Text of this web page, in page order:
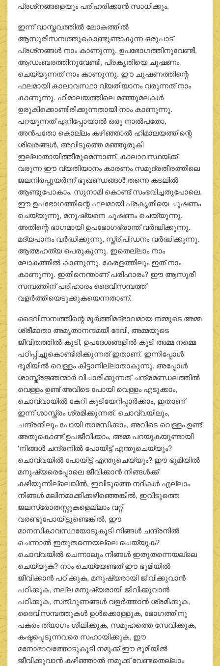
പ്രശ്‌നങ്ങളെയും പരിഹരിക്കാന്‍ സാധിക്കും.
ഇന്ന് വാസ്തവത്തില്‍ ലോകത്തില്‍
ആസുരീസമ്പത്തുകൊണ്ടുണ്ടാകുന്ന ഒരുപാട്
പ്രശ്‌നങ്ങള്‍ നാം കാണുന്നു. ഉപഭോഗത്തിനുവേണ്ടി,
ആഡംബരത്തിനുവേണ്ടി, പ്രകൃതിയെ ചൂഷണം
ചെയ്യുന്നത് നാം കാണുന്നു. ഈ ചൂഷണത്തിന്റെ
ഫലമായി കാലാവസ്ഥാ വ്യതിയാനം വരുന്നത് നാം
കാണുന്നു. ഹിമാലയത്തിലെ മഞ്ഞുമലകള്‍
ഉരുകിക്കൊണ്ടിരിക്കുന്നതായി നാം കാണുന്നു.
പറയുന്നത് ഏറിപ്പോയാല്‍ ഒരു നാല്‍പതോ,
അന്‍പതോ കൊല്ലം കഴിഞ്ഞാല്‍ ഹിമാലയത്തിന്റെ
ശിഖരങ്ങള്‍, അവിടുത്തെ മഞ്ഞുരുകി
ഇല്ലാതായിത്തീരുമെന്നാണ്. കാലാവസ്ഥയ്ക്ക്
വരുന്ന ഈ വ്യതിയാനം കാരണം സമുദ്രതീരത്തിലെ
ജലനിരപ്പുയര്‍ന്ന് ഭൂഖണ്ഡങ്ങള്‍ തന്നെ കടലില്‍
ആണ്ടുപോകാം. സുനാമി കൊണ്ട് സംഭവിച്ചതുപോലെ.
ഈ ഉപഭോഗത്തിന്റെ ഫലമായി പ്രകൃതിയെ ചൂഷണം
ചെയ്യുന്നു, മനുഷ്യനെ ചൂഷണം ചെയ്യുന്നു.
അതിന്റെ ഭാഗമായി ഉപഭോഗഭ്രാന്ത് വര്‍ദ്ധിക്കുന്നു.
മദ്യപാനം വര്‍ദ്ധിക്കുന്നു, സ്ത്രീപീഡനം വര്‍ദ്ധിക്കുന്നു.
ആത്മഹത്യ പെരുകുന്നു. ഇതെല്ലാം നാം
ലോകത്തില്‍ കാണുന്നു. കേരളത്തിലും ഇത് നാം
കാണുന്നു. ഇതിനെന്താണ് പരിഹാരം? ഈ ആസുരീ
സമ്പത്തിന് പരിഹാരം ദൈവീസമ്പത്ത്
വളര്‍ത്തിയെടുക്കുകയെന്നതാണ്.
ദൈവീസമ്പത്തിന്റെ മൂര്‍ത്തിമദ്ഭാവമായ നമ്മുടെ അമ്മ
ശ്രീമാതാ അമൃതാനന്ദമയീ ദേവി, അമ്മയുടെ
ജീവിതത്തില്‍ കൂടി, ഉപദേശങ്ങളില്‍ കൂടി അമ്മ നമ്മെ
പഠിപ്പിച്ചുകൊണ്ടിരിക്കുന്നത് ഇതാണ്. ഇന്നിപ്പോള്‍
ഭൂമിയില്‍ വെള്ളം കിട്ടാനില്ലാതാകുന്നു. അപ്പോള്‍
ശാസ്ത്രജ്ഞന്മാര്‍ വിചാരിക്കുന്നത് ചന്ദ്രമണ്ഡലത്തില്‍
വെള്ളം ഉണ്ട് അവിടെ പോയി വെള്ളം എടുക്കാം,
ചൊവ്വായില്‍ കേറി കുടിയേറിപ്പാര്‍ക്കാം, ഇതാണ്
ഇന്ന് ശാസ്ത്രം ശ്രമിക്കുന്നത്. ചൊവ്വയിലും,
ചന്ദ്രനിലും പോയി താമസിക്കാം, അവിടെ വെള്ളം ഉണ്ട്
അതുകൊണ്ട് ഉപജീവിക്കാം, അമ്മ പറയുകയുണ്ടായി
‘നിങ്ങള്‍ ചന്ദ്രനില്‍ പോയിട്ട് എന്തുചെയ്യും?
ചൊവ്വയില്‍ പോയിട്ട് എന്തുചെയ്യും? ഈ ഭൂമിയില്‍
മനുഷ്യരെപ്പോലെ ജീവിക്കാന്‍ നിങ്ങള്‍ക്ക്
കഴിയുന്നില്ലെങ്കില്‍, ഇവിടുത്തെ നദികള്‍ എല്ലാം
നിങ്ങള്‍ മലിനമാക്കിക്കഴിഞ്ഞെങ്കില്‍, ഇവിടുത്തെ
ജലസ്രോതസ്സുകളെല്ലാം വറ്റി
വരണ്ടുപോയിട്ടുണ്ടെങ്കില്‍, ഈ
മാനസികാവസ്ഥയോടുകൂടി നിങ്ങള്‍ ചന്ദ്രനില്‍
ചെന്നാല്‍ ഇതുതന്നെയല്ലെ ചെയ്യുക?
ചൊവ്വയില്‍ ചെന്നാലും നിങ്ങള്‍ ഇതുതന്നെയല്ലെ
ചെയ്യുക? നാം ചെയ്യേണ്ടത് ഈ ഭൂമിയില്‍
ജീവിക്കാന്‍ പഠിക്കുക, മനുഷ്യരായി ജീവിക്കുവാന്‍
പഠിക്കുക, നല്ല മനുഷ്യരായി ജീവിക്കുവാന്‍
പഠിക്കുക, സത്ഗുണങ്ങള്‍ വളര്‍ത്താന്‍ ശ്രമിക്കുക,
ദൈവീസമ്പത്തുകള്‍ ഉള്‍ക്കൊള്ളുക, ഭോഗത്തിനു
പകരം ത്യാഗം ശീലിക്കുക, സമൂഹത്തെ സേവിക്കുക,
കഷ്ടപ്പെടുന്നവരെ സഹായിക്കുക, ഈ
മനോഭാവത്തോടുകൂടി നമുക്ക് ഈ ഭൂമിയില്‍
ജീവിക്കുവാന്‍ കഴിഞ്ഞാല്‍ നമുക്ക് വേണ്ടതെല്ലാം